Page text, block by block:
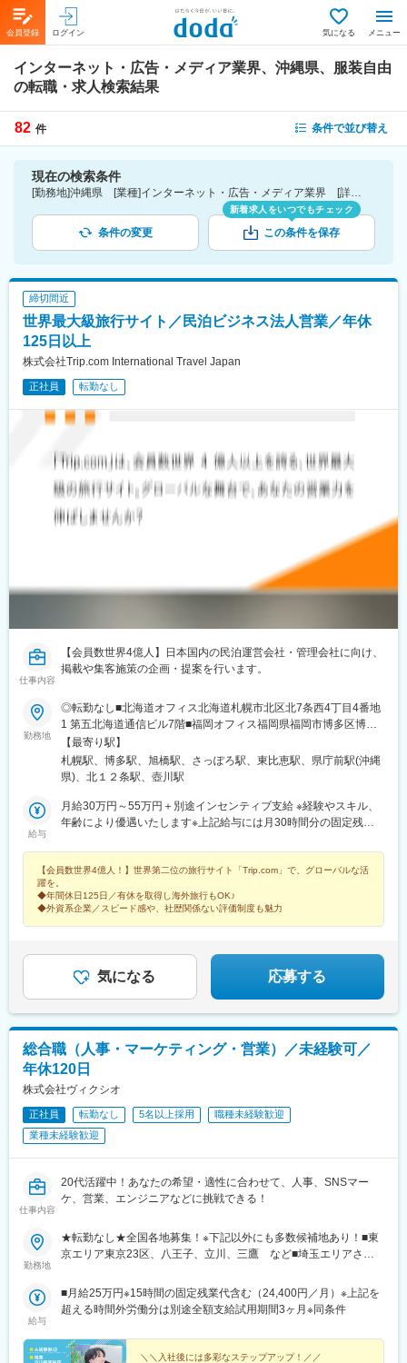
会員登録 ログイン 気になる メニュー
インターネット・広告・メディア業界、沖縄県、服装自由
の転職・求人検索結果
82 件 条件で並び替え
現在の検索条件
[勤務地]沖縄県 [業種]インターネット・広告・メディア業界 [詳細条件](会社・職場の環境)服装自由
条件の変更
新着求人をいつでもチェック
この条件を保存
締切間近
世界最大級旅行サイト／民泊ビジネス法人営業／年休
125日以上
株式会社Trip.com International Travel Japan
正社員 転勤なし
仕事内容
【会員数世界4億人】日本国内の民泊運営会社・管理会社に向け、
掲載や集客施策の企画・提案を行います。
勤務地
◎転勤なし■北海道オフィス北海道札幌市北区北7条西4丁目4番地
1 第五北海道通信ビル7階■福岡オフィス福岡県福岡市博多区博多
駅東2丁目4-17 第6岡部ビル2階■沖縄オフィス沖縄県那覇市泉崎1
丁目20-6 カフーナ旭橋A街区 A204◎下記エリアでの勤務も可能で
す。ご希望の方は選考の際にご相談ください（要相談・条件は同
TORCH 常盤橋タワー24F■大阪オフィス／大阪府大阪市北区大深
町5-54 グラングリーン大阪パークタワー7階
【最寄り駅】
札幌駅、博多駅、旭橋駅、さっぽろ駅、東比恵駅、県庁前駅(沖縄
県)、北１２条駅、壺川駅
給与
月給30万円～55万円＋別途インセンティブ支給 ※経験やスキル、
年齢により優遇いたします※上記給与には月30時間分の固定残業
ます。
【会員数世界4億人！】世界第二位の旅行サイト「Trip.com」で、グローバルな活
躍を。
◆年間休日125日／有休を取得し海外旅行もOK♪
◆外資系企業／スピード感や、社歴関係ない評価制度も魅力
気になる 応募する
総合職（人事・マーケティング・営業）／未経験可／
年休120日
株式会社ヴィクシオ
正社員 転勤なし 5名以上採用
職種未経験歓迎
業種未経験歓迎
仕事内容
20代活躍中！あなたの希望・適性に合わせて、人事、SNSマー
ケ、営業、エンジニアなどに挑戦できる！
勤務地
★転勤なし★全国各地募集！※下記以外にも多数候補地あり！■東
京エリア東京23区、八王子、立川、三鷹 など■埼玉エリアさい
海老名、藤沢、横須賀、川崎、小田原 など■千葉エリア千葉、船
橋、松戸、柏、流山、木更津、銚子 など■福岡エリア福岡■沖縄
エリア那覇、浦添、西原、南風原、宜野湾、豊見城、糸満、南
給与
■月給25万円※15時間の固定残業代含む（24,400円／月）※上記を
超える時間外労働分は別途全額支給試用期間3ヶ月※同条件
＼＼入社後には多彩なステップアップ！／／